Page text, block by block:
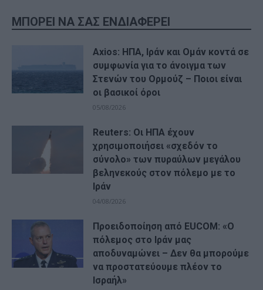
ΜΠΟΡΕΙ ΝΑ ΣΑΣ ΕΝΔΙΑΦΕΡΕΙ
Axios: ΗΠΑ, Ιράν και Ομάν κοντά σε
συμφωνία για το άνοιγμα των
Στενών του Ορμούζ – Ποιοι είναι
οι βασικοί όροι
05/08/2026
Reuters: Οι ΗΠΑ έχουν
χρησιμοποιήσει «σχεδόν το
σύνολο» των πυραύλων μεγάλου
βεληνεκούς στον πόλεμο με το
Ιράν
04/08/2026
Προειδοποίηση από EUCOM: «Ο
πόλεμος στο Ιράν μας
αποδυναμώνει – Δεν θα μπορούμε
να προστατεύουμε πλέον το
Ισραήλ»